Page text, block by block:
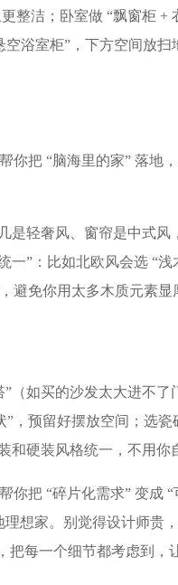
整洁；卧室做 “飘窗柜 +
浴室柜”，下方空间放
你把 “脑海里的家” 落地
是轻奢风、窗帘是中式
”：比如北欧风会选 “
避免你用太多木质元素
（如买的沙发太大进不
，预留好摆放空间；选
硬装风格统一，不用你
你把 “碎片化需求” 变成
想家。别觉得设计师贵
每一个细节都考虑到，